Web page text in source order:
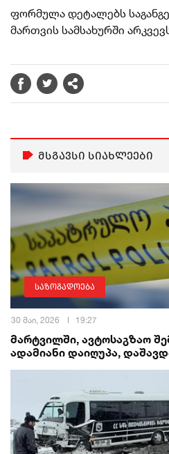
ფორმულა დეტალებს
მართვის სამსახურში
მსგავსი სიახლეები
საზოგადოება
30 მაი, 2026 19:27
მარტვილში, ავტოსაგზაო
ადამიანი დაიღუპა,